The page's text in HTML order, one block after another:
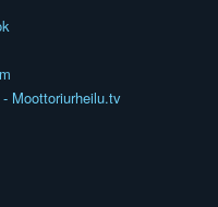
Moottoriurheilu.tv